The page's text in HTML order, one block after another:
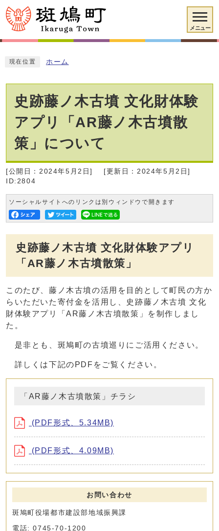
メニュー
現在位置 ホーム
史跡藤ノ木古墳 文化財体験
アプリ「AR藤ノ木古墳散
策」について
[公開日：2024年5月2日]
[更新日：2024年5月2日]
ID:2804
ソーシャルサイトへのリンクは別ウィンドウで開きます
史跡藤ノ木古墳 文化財体験アプリ
「AR藤ノ木古墳散策」
このたび、藤ノ木古墳の活用を目的として町民の方か
らいただいた寄付金を活用し、史跡藤ノ木古墳 文化
財体験アプリ「AR藤ノ木古墳散策」を制作しまし
た。
是非とも、斑鳩町の古墳巡りにご活用ください。
詳しくは下記のPDFをご覧ください。
「AR藤ノ木古墳散策」チラシ
(PDF形式、5.34MB)
(PDF形式、4.09MB)
お問い合わせ
斑鳩町役場都市建設部地域振興課
電話: 0745-70-1200